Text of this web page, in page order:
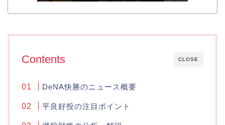
CLOSE
Contents
DeNA快勝のニュース概要
平良好投の注目ポイント